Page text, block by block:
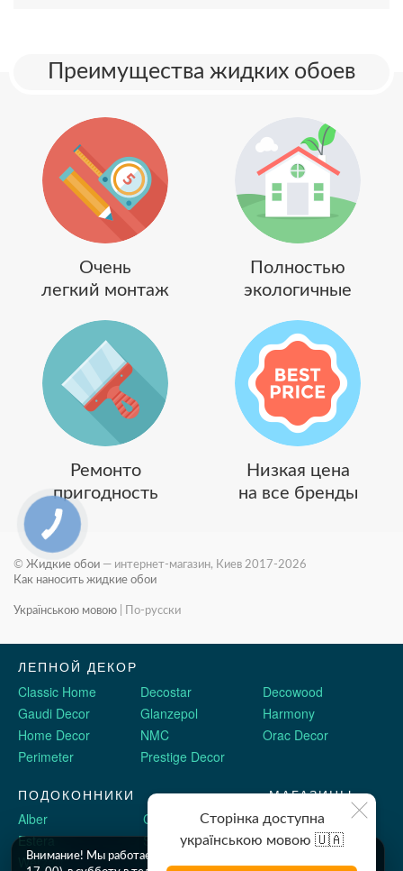
Преимущества жидких обоев
Очень
легкий монтаж
Полностью
экологичные
Ремонто
пригодность
Низкая цена
на все бренды
© Жидкие обои — интернет-магазин, Киев 2017-2026
Как наносить жидкие обои
Українською мовою По-русски
ЛЕПНОЙ ДЕКОР
Classic Home
Decostar
Decowood
Gaudi Decor
Glanzepol
Harmony
Home Decor
NMC
Orac Decor
Perimeter
Prestige Decor
ПОДОКОННИКИ
Alber
Crystalit
Estera
Sauberg
Werzalit
Plastolit
МАГАЗИНЫ
Двери Omis
Stickerwall
Жидкие обои
Внимание! Мы работаем c 9 до 18 по будням (шоу рум до
Сторінка доступна
українською мовою 🇺🇦